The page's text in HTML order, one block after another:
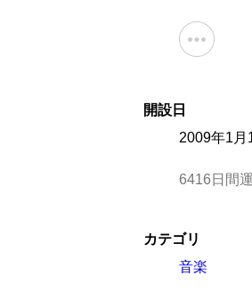
開設日
2009年1月
6416日間
カテゴリ
音楽